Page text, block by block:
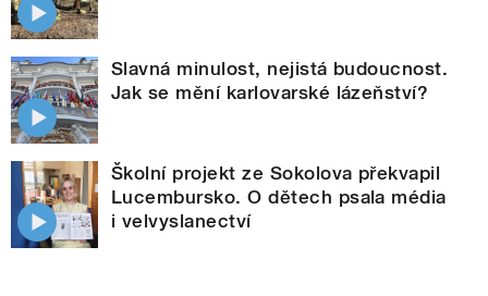
Slavná minulost, nejistá budoucnost.
Jak se mění karlovarské lázeňství?
Školní projekt ze Sokolova překvapil
Lucembursko. O dětech psala média
i velvyslanectví